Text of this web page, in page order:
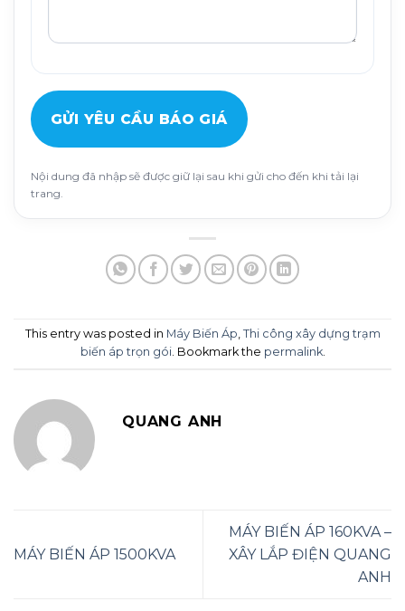
GỬI YÊU CẦU BÁO GIÁ
Nội dung đã nhập sẽ được giữ lại sau khi gửi cho đến khi tải lại
trang.
This entry was posted in Máy Biến Áp, Thi công xây dựng trạm
biến áp trọn gói. Bookmark the permalink.
QUANG ANH
MÁY BIẾN ÁP 1500KVA
MÁY BIẾN ÁP 160KVA –
XÂY LẮP ĐIỆN QUANG
ANH